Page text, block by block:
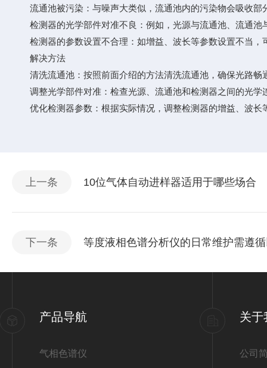
流通池被污染：与噪声大类似，流通池内的污染物会吸收部
检测器的光学部件对准不良：例如，光源与流通池、流通池
检测器的参数设置不合理：如增益、波长等参数设置不当，
解决方法
清洗流通池：按照前面介绍的方法清洗流通池，确保光路畅
调整光学部件对准：检查光源、流通池和检测器之间的光学
优化检测器参数：根据实际情况，调整检测器的增益、波长
上一条 10位气体自动进样器适用于哪些场合
下一条 等度液相色谱分析仪的日常维护需遵
产品导航
气相色谱仪
关于
公司